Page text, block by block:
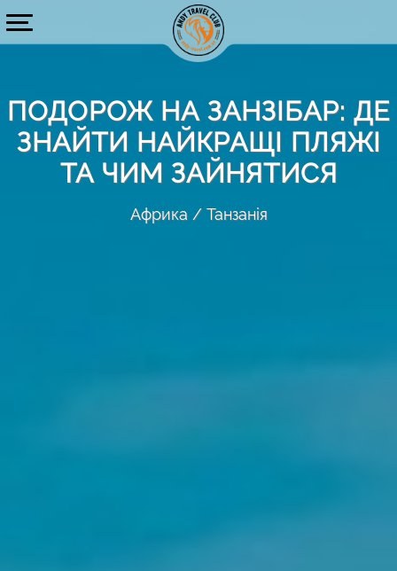
ПОДОРОЖ НА ЗАНЗІБАР: ДЕ
ЗНАЙТИ НАЙКРАЩІ ПЛЯЖІ
ТА ЧИМ ЗАЙНЯТИСЯ
Африка Танзанія